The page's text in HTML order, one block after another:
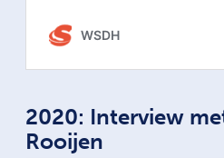
2020: Interview
Rooijen